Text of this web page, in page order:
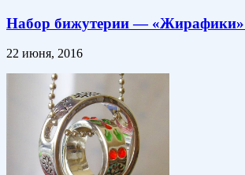
Набор бижутерии — «Жирафики»
22 июня, 2016